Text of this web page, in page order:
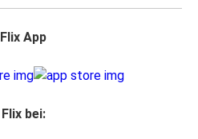
Flix App
Flix bei: